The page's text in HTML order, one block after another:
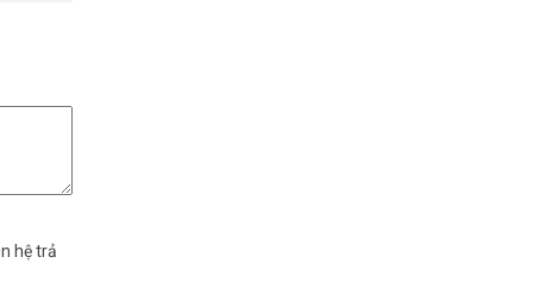
hệ trả